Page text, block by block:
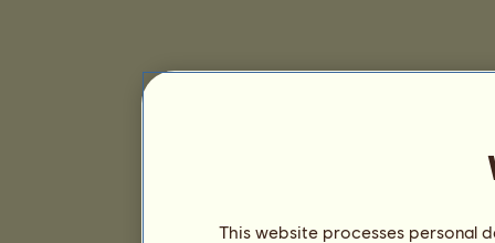
This website processes personal